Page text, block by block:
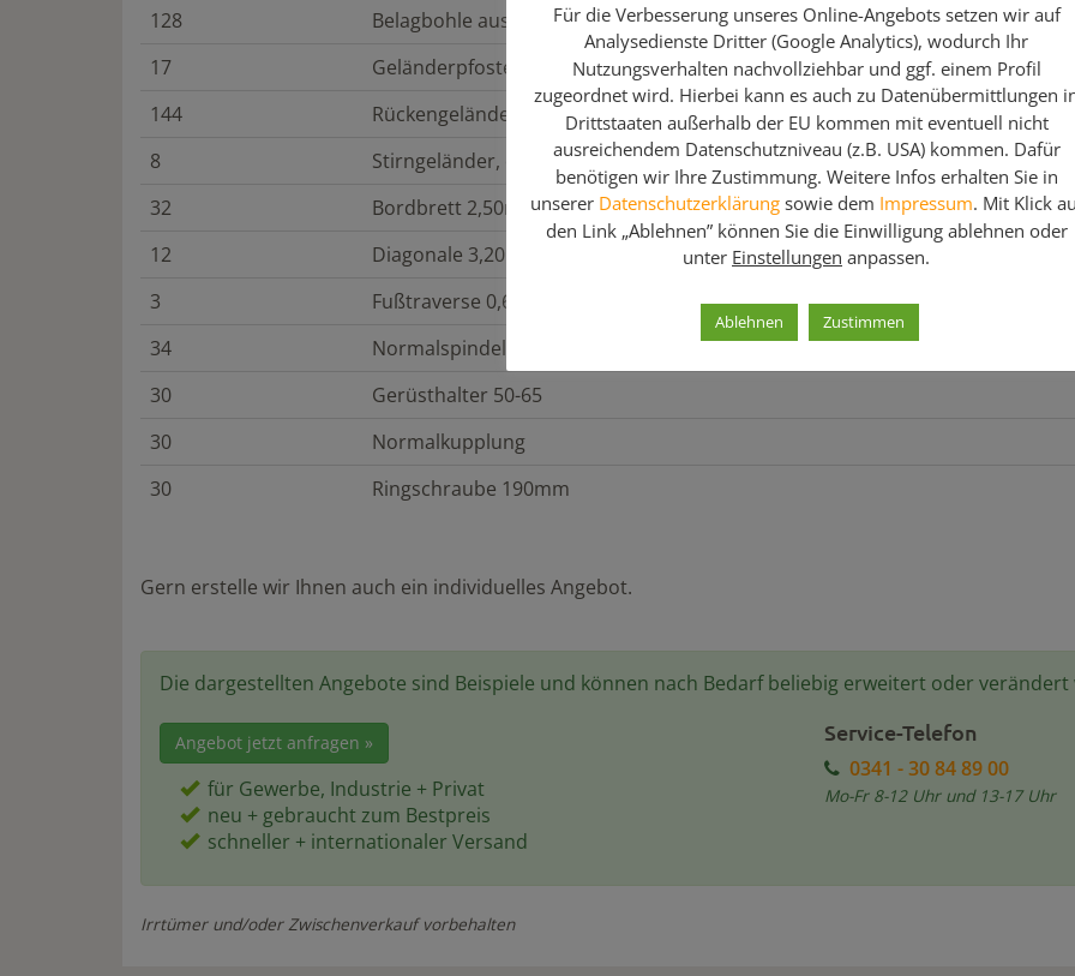
128
Belagbohle aus Stahl 2,50m x 0,29m
17
Geländerpfosten mit Traverse 1,00 x 0,65m
144
Rückengeländer 2,50m
8
Stirngeländer, doppelt 0,65m
32
Bordbrett 2,50m
12
Diagonale 3,20m (Feldlänge 2,50m)
3
Fußtraverse 0,65m
34
Normalspindel 0,60m
30
Gerüsthalter 50-65
30
Normalkupplung
30
Ringschraube 190mm
Gern erstelle wir Ihnen auch ein individuelles Angebot.
Die dargestellten Angebote sind Beispiele und können nach Bedarf beliebig erweitert oder verändert
Angebot jetzt anfragen »
für Gewerbe, Industrie + Privat
neu + gebraucht zum Bestpreis
schneller + internationaler Versand
Service-Telefon
0341 - 30 84 89 00
Mo-Fr 8-12 Uhr und 13-17 Uhr
Irrtümer und/oder Zwischenverkauf vorbehalten
Für die Verbesserung unseres Online-Angebots setzen wir auf
Analysedienste Dritter (Google Analytics), wodurch Ihr
Nutzungsverhalten nachvollziehbar und ggf. einem Profil
zugeordnet wird. Hierbei kann es auch zu Datenübermittlungen
Drittstaaten außerhalb der EU kommen mit eventuell nicht
ausreichendem Datenschutzniveau (z.B. USA) kommen. Dafür
benötigen wir Ihre Zustimmung. Weitere Infos erhalten Sie in
unserer Datenschutzerklärungsowie dem Impressum. Mit Klick
den Link „Ablehnen” können Sie die Einwilligung ablehnen oder
unter Einstellungen anpassen.
Ablehnen Zustimmen